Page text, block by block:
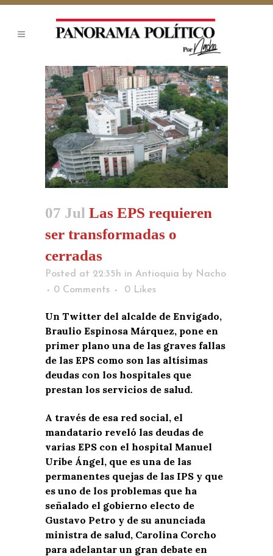
07 Jul Las EPS requieren
ser transformadas o
cerradas
Posted at 22:35h in Antioquia by Nacho
0 Comments
0 Likes
Un Twitter del alcalde de Envigado,
Braulio Espinosa Márquez, pone en
primer plano una de las graves fallas
de las EPS como son las altísimas
deudas con los hospitales que
prestan los servicios de salud.
A través de esa red social, el
mandatario reveló las deudas de
varias EPS con el hospital Manuel
Uribe Ángel, que es una de las
permanentes quejas de las IPS y que
es uno de los problemas que ha
señalado el gobierno electo de
Gustavo Petro y de su anunciada
ministra de salud, Carolina Corcho
para adelantar un gran debate en